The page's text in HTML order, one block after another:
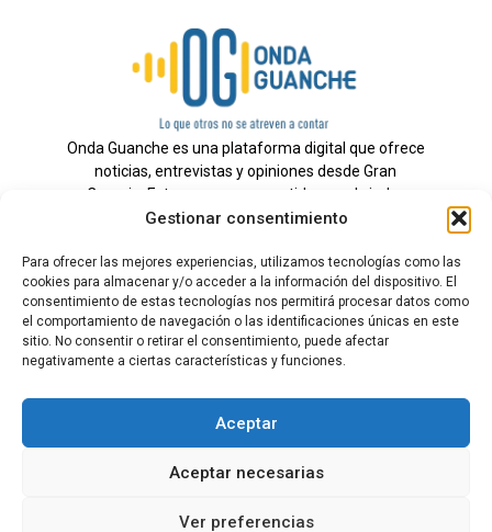
Gestionar consentimiento
Para ofrecer las mejores experiencias, utilizamos tecnologías como las
cookies para almacenar y/o acceder a la información del dispositivo. El
consentimiento de estas tecnologías nos permitirá procesar datos como
el comportamiento de navegación o las identificaciones únicas en este
sitio. No consentir o retirar el consentimiento, puede afectar
negativamente a ciertas características y funciones.
Aceptar
Aceptar necesarias
Ver preferencias
Onda Guanche es una plataforma digital que ofrece
noticias, entrevistas y opiniones desde Gran
Canaria. Estamos comprometidos con brindar
información veraz y un periodismo independiente a
Todos los derechos reservados.
Radio
Contacto
Aviso Legal